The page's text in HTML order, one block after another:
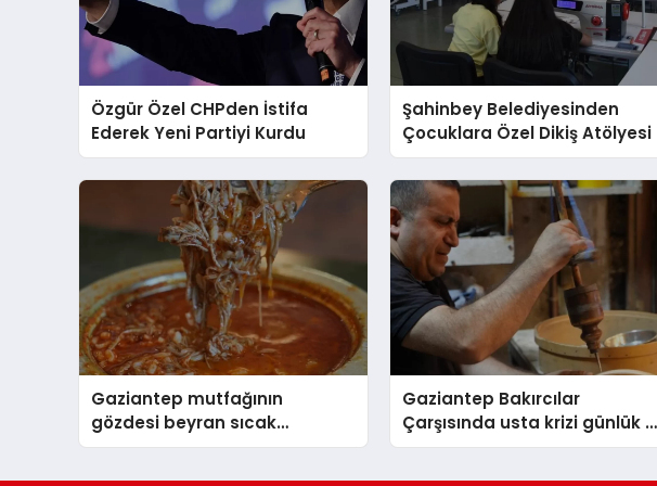
Özgür Özel CHPden İstifa
Ederek Yeni Partiyi Kurdu
Şahinbey Belediyesinden
Çocuklara Özel Dikiş Atölyesi
Gaziantep mutfağının
gözdesi beyran sıcak
havalara direniyor
Gaziantep Bakırcılar
Çarşısında usta krizi günlük 2
bin lira yetmedi